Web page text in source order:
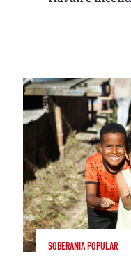
SOBERANIA POPULAR